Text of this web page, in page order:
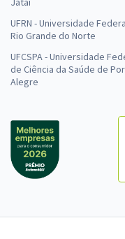
UFRN - Universidade
Rio Grande do Norte
UFCSPA - Universidade
de Ciência da Saúde de
Alegre